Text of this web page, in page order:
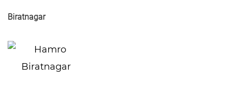
Biratnagar